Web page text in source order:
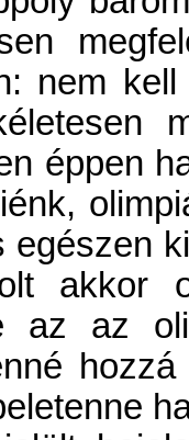
nem
éppen
egészen
akkor
az az